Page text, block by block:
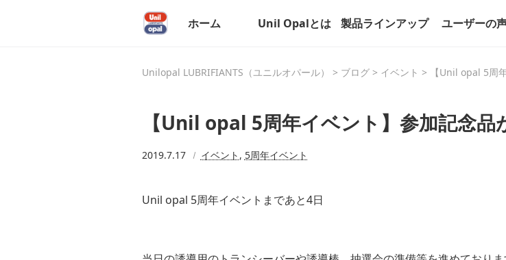
ホーム Unil Opalとは 製品ラインアップ ユーザーの
Unilopal LUBRIFIANTS（ユニルオパール） > ブログ > イベント > 【Unil opal 5周
【Unil opal 5周年イベント】参加記念品
2019.7.17 イベント , 5周年イベント
Unil opal 5周年イベントまであと4日